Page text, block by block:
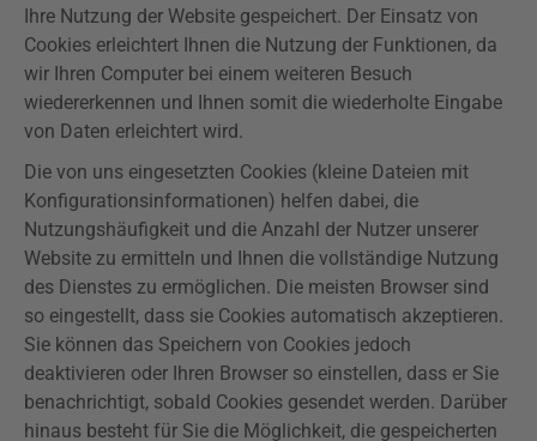
Ihre Nutzung der Website gespeichert. Der Einsatz von
Cookies erleichtert Ihnen die Nutzung der Funktionen, da
wir Ihren Computer bei einem weiteren Besuch
wiedererkennen und Ihnen somit die wiederholte Eingabe
von Daten erleichtert wird.
Die von uns eingesetzten Cookies (kleine Dateien mit
Konfigurationsinformationen) helfen dabei, die
Nutzungshäufigkeit und die Anzahl der Nutzer unserer
Website zu ermitteln und Ihnen die vollständige Nutzung
des Dienstes zu ermöglichen. Die meisten Browser sind
so eingestellt, dass sie Cookies automatisch akzeptieren.
Sie können das Speichern von Cookies jedoch
deaktivieren oder Ihren Browser so einstellen, dass er Sie
benachrichtigt, sobald Cookies gesendet werden. Darüber
hinaus besteht für Sie die Möglichkeit, die gespeicherten